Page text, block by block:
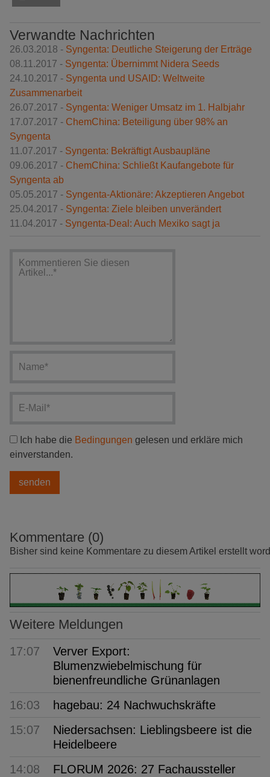
Verwandte Nachrichten
26.03.2018 - Syngenta: Deutliche Steigerung der Erträge
08.11.2017 - Syngenta: Übernimmt Nidera Seeds
24.10.2017 - Syngenta und USAID: Weltweite
Zusammenarbeit
26.07.2017 - Syngenta: Weniger Umsatz im 1. Halbjahr
17.07.2017 - ChemChina: Beteiligung über 98% an
Syngenta
11.07.2017 - Syngenta: Bekräftigt Ausbaupläne
09.06.2017 - ChemChina: Schließt Kaufangebote für
Syngenta ab
05.05.2017 - Syngenta-Aktionäre: Akzeptieren Angebot
25.04.2017 - Syngenta: Ziele bleiben unverändert
11.04.2017 - Syngenta-Deal: Auch Mexiko sagt ja
Ich habe die Bedingungen gelesen und erkläre mich
einverstanden.
Kommentare (0)
Bisher sind keine Kommentare zu diesem Artikel erstellt
Weitere Meldungen
17:07
Verver Export:
Blumenzwiebelmischung für
bienenfreundliche Grünanlagen
16:03
hagebau: 24 Nachwuchskräfte
15:07
Niedersachsen: Lieblingsbeere ist die
Heidelbeere
14:08
FLORUM 2026: 27 Fachaussteller